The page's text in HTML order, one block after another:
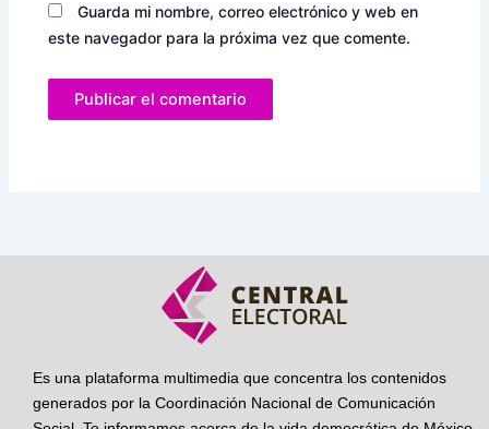
Guarda mi nombre, correo electrónico y web en
este navegador para la próxima vez que comente.
Es una plataforma multimedia que concentra los contenidos
generados por la Coordinación Nacional de Comunicación